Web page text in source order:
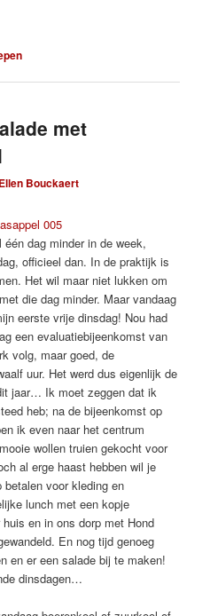
met
Ellen Bouckaert
dag minder in de week,
officieel dan. In de praktijk is
Het wil maar niet lukken om
die dag minder. Maar vandaag
eerste vrije dinsdag! Nou had
een evaluatiebijeenkomst van
volg, maar goed, de
uur. Het werd dus eigenlijk de
jaar… Ik moet zeggen dat ik
heb; na de bijeenkomst op
ik even naar het centrum
wollen truien gekocht voor
al erge haast hebben wil je
betalen voor kleding en
lunch met een kopje
en in ons dorp met Hond
En nog tijd genoeg
en er een salade bij te maken!
dinsdagen…